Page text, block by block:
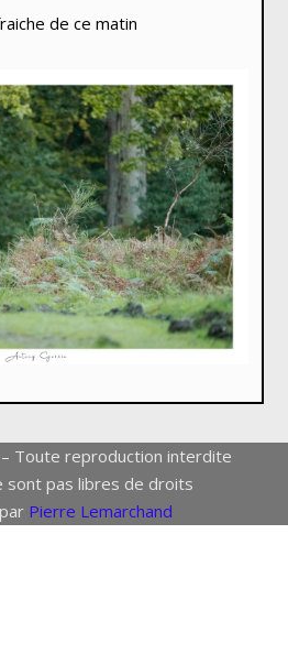
de ce matin
Toute reproduction interdite
sont pas libres de droits
Pierre Lemarchand